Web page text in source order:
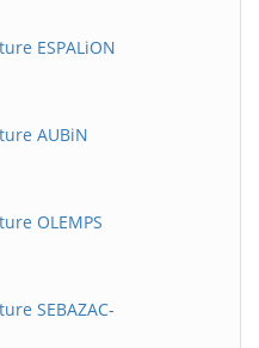
ESPALiON
AUBiN
OLEMPS
SEBAZAC-